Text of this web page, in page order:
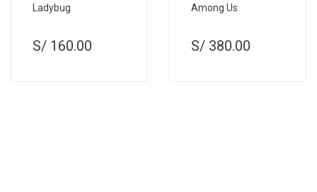
Ladybug
S/ 160.00
Among Us
S/ 380.00